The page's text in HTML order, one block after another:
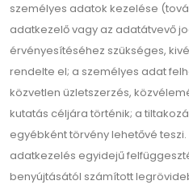
személyes adatok kezelése
adatkezelő vagy az adatátvevő
érvényesítéséhez szükséges,
rendelte el; a személyes adat
közvetlen üzletszerzés,
kutatás céljára történik; a
egyébként törvény lehetővé
adatkezelés egyidejű
benyújtásától számított